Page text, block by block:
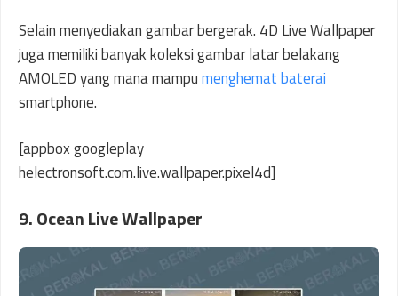
Selain menyediakan gambar bergerak. 4D Live Wallpaper
juga memiliki banyak koleksi gambar latar belakang
AMOLED yang mana mampumenghemat baterai
smartphone.
[appbox googleplay
helectronsoft.com.live.wallpaper.pixel4d]
9. Ocean Live Wallpaper